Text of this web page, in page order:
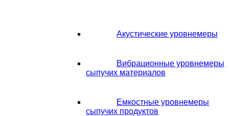
Акустические уровнемеры
Вибрационные уровнемеры
сыпучих материалов
Емкостные уровнемеры
сыпучих продуктов